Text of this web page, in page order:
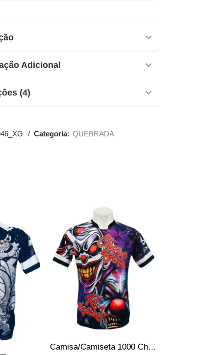
Adicional
(4)
Categoria: QUEBRADA
Camisa/Camiseta 1000 Chora Agora Ri Depois